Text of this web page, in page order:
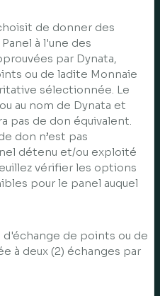
de donner des
à l'une des
par Dynata,
ou de ladite Monnaie
sélectionnée. Le
au nom de Dynata et
pas de don équivalent.
don n’est pas
détenu et/ou exploité
vérifier les options
pour le panel auquel
de points ou de
à deux (2) échanges par